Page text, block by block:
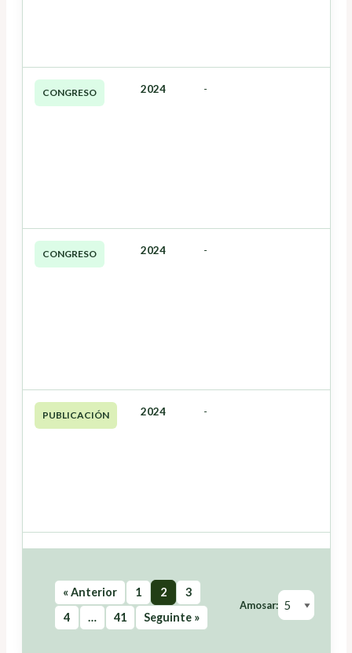
CONGRESO 2024 -
CONGRESO 2024 -
PUBLICACIÓN 2024 -
« Anterior 1 2
3
4
… 41 Seguinte »
Amosar: